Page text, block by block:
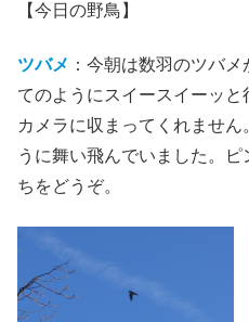
【今日の野鳥】
ツバメ ：今朝は数羽のツバ
てのようにスイースイーッ
カメラに収まってくれませ
うに舞い飛んでいました。
ちをどうぞ。